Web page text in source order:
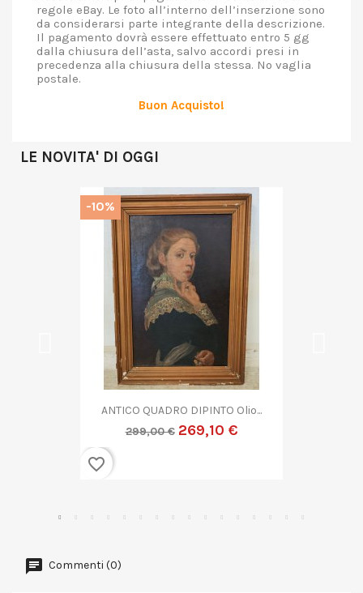
regole eBay. Le foto all’interno dell’inserzione sono
da considerarsi parte integrante della descrizione.
Il pagamento dovrà essere effettuato entro 5 gg
dalla chiusura dell’asta, salvo accordi presi in
precedenza alla chiusura della stessa. No vaglia
postale.
Buon Acquisto!
LE NOVITA' DI OGGI
QUADRO DIPINTO ASTRATTO G....
299,00 € 269,10 €
-10%
favorite_border
Commenti (0)